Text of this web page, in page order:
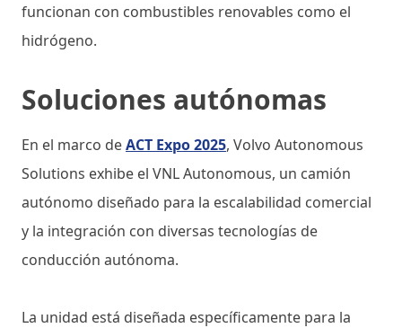
funcionan con combustibles renovables como el
hidrógeno.
Soluciones autónomas
En el marco deACT Expo 2025, Volvo Autonomous
Solutions exhibe el VNL Autonomous, un camión
autónomo diseñado para la escalabilidad comercial
y la integración con diversas tecnologías de
conducción autónoma.
La unidad está diseñada específicamente para la